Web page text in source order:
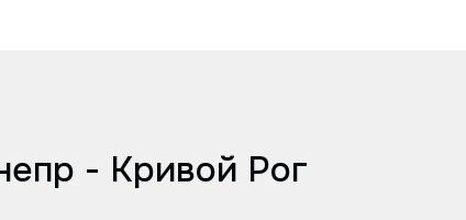
- Кривой Рог